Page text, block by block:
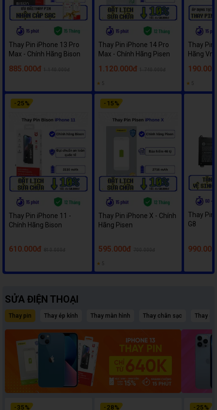
Thay Pin iPhone 13 Pro
Max - Chính Hãng Bison
885.000đ
- 25%
Thay Pin iPhone 11 -
Chính Hãng Bison
610.000đ
Thay Pin iPhone 14 Pro
Max - Chính Hãng Pisen
1.120.000đ
★ 5
- 15%
Thay Pin iPhone X - Chính
Hãng Pisen
595.000đ
★ 5
Thay Pin
Hãng
★ 5
Thay Pin
G8
SỬA ĐIỆN THOẠI
Thay pin Thay ép kính Thay màn hình Thay chân sạc Thay
- 35% - 28% - 25%